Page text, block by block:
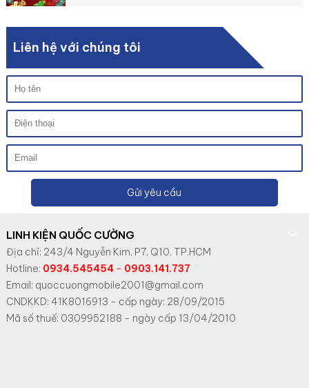
Liên hệ với chúng tôi
Gửi yêu cầu
LINH KIỆN QUỐC CƯỜNG
Địa chỉ: 243/4 Nguyễn Kim, P7, Q10, TP.HCM
Hotline: 0934.545454- 0903.141.737
Email: quoccuongmobile2001@gmail.com
CNDKKD: 41K8016913 - cấp ngày: 28/09/2015
Mã số thuế: 0309952188 - ngày cấp 13/04/2010